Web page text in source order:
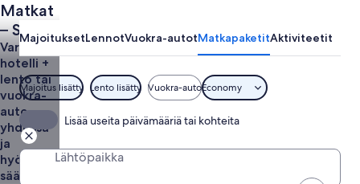
Matkat
– San
Vito Lo
Capo
Varaa
hotelli +
lento tai
vuokra-
auto
yhdessä
ja
hyödynnä
säästöt
MajoituksetLennotVuokra-autotMatkapaketitAktiviteetit
Majoitus lisätty Lento lisätty Vuokra-autoEconomy
Lisää useita päivämääriä tai kohteita
Lähtöpaikka